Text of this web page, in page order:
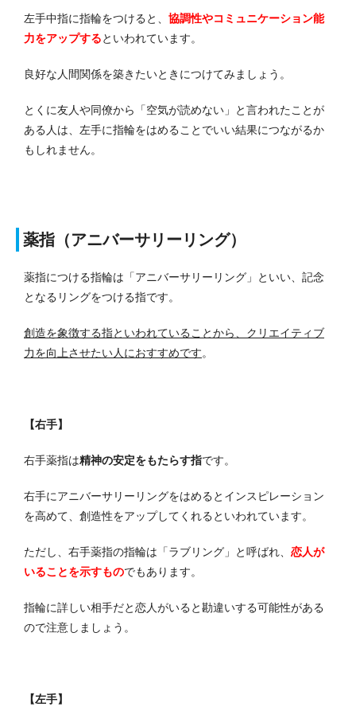
左手中指に指輪をつけると、 協調性やコミュニケーション能
力をアップするといわれています。
良好な人間関係を築きたいときにつけてみましょう。
とくに友人や同僚から「空気が読めない」と言われたことが
ある人は、左手に指輪をはめることでいい結果につながるか
もしれません。
薬指（アニバーサリーリング）
薬指につける指輪は「アニバーサリーリング」といい、記念
となるリングをつける指です。
創造を象徴する指といわれていることから、クリエイティブ
力を向上させたい人におすすめです。
【右手】
右手薬指は精神の安定をもたらす指です。
右手にアニバーサリーリングをはめるとインスピレーション
を高めて、創造性をアップしてくれるといわれています。
ただし、右手薬指の指輪は「ラブリング」と呼ばれ、 恋人が
いることを示すものでもあります。
指輪に詳しい相手だと恋人がいると勘違いする可能性がある
ので注意しましょう。
【左手】